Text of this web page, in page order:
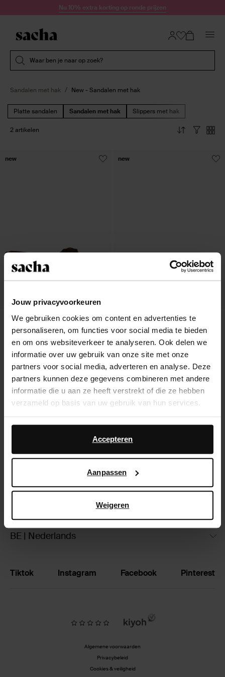
Jouw privacyvoorkeuren
We gebruiken cookies om content en advertenties te
personaliseren, om functies voor social media te bieden
en om ons websiteverkeer te analyseren. Ook delen we
informatie over uw gebruik van onze site met onze
partners voor social media, adverteren en analyse. Deze
partners kunnen deze gegevens combineren met andere
informatie die u aan ze heeft verstrekt of die ze hebben
verzameld op basis van uw gebruik van hun services.
Daarnaast werken wij samen met Google voor
advertentie- en meetdoeleinden. Meer informatie over
hoe Google uw persoonsgegevens gebruikt, vindt u op
Accepteren
Aanpassen
Weigeren
Doorgaan naar artikelNu 10% extra korting op ronde prijzen
Waar ben je naar op zoek?
Sandalen met hak New - Sandalen met hak
Platte sandalen Sandalen met hak Slippers met hak
2 artikelen
Bruine suède muiltjes met hak
104.99
new
Bruine leren muiltjes met hak
73.99
new
Over Sacha
Klantenservice
Verzending & levering
Ruilen & retourneren
Brandstores
BE | Nederlands
Tiktok Instagram Facebook Pinterest
Algemene voorwaarden
Privacybeleid
Cookies & veiligheid